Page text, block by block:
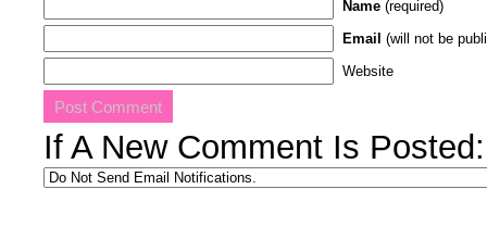
Name (required)
Email (will not be
Website
If A New Comment Is Posted: